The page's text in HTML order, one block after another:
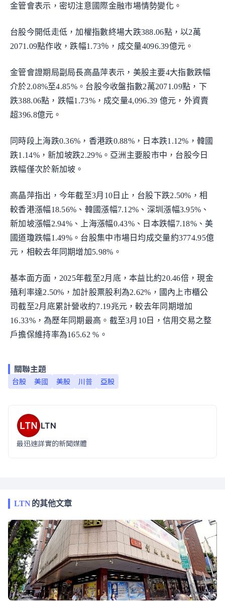
金管會表示，密切注意國際金融市場情勢變化。
台股今開低走低，加權指數終場大跌388.06點，以2萬
2071.09點作收，跌幅1.73％，成交量4096.39億元。
金管會證期局副局長高晶萍表示，美股主要4大指數跌幅
介於2.08%至4.85%。台股今收盤指數2萬2071.09點，下
跌388.06點，跌幅1.73%，成交量4,096.39 億元，外資賣
超396.8億元。
同時段上海跌0.36%，香港跌0.88%，日本跌1.12%，韓國
跌1.14%，新加坡跌2.29%。亞洲主要股市中，台股今日
跌幅僅次於新加坡。
高晶萍指出，今年截至3月10日止，台股下跌2.50%，相
較香港漲幅18.56%、韓國漲幅7.12%、深圳漲幅3.95%、
新加坡漲幅2.94%、上海漲幅0.43%、日本跌幅7.18%、美
國道瓊跌幅1.49%。台股集中市場日均成交量約3774.95億
元，相較去年同期增加5.98%。
基本面方面，2025年截至2月底，本益比約20.46倍，現金
殖利率達2.50%，加計股票股利為2.62%，國內上市櫃公
司截至2月底累計營收約7.19兆元，較去年同期增加
16.33%，為歷年同期最高。截至3月10日，信用交易之整
戶擔保維持率為165.62 %。
關聯主題
台股 美國 美股 川普 亞股
LTN
最迅速詳實的新聞媒體
LTN的其他文章